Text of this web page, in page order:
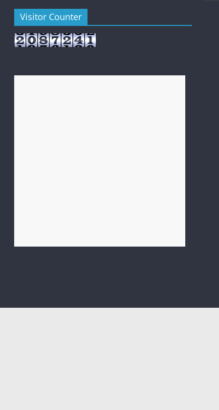
Visitor Counter